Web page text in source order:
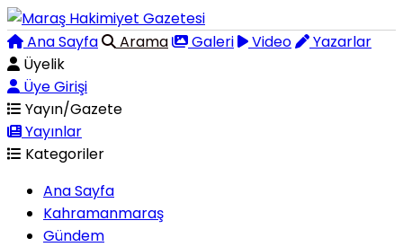
Ana Sayfa Arama Galeri Video
Yazarlar
Üyelik
Üye Girişi
Yayın/Gazete
Yayınlar
Kategoriler
Ana Sayfa
Kahramanmaraş
Gündem